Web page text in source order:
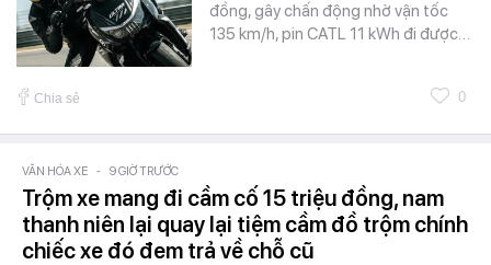
đồng, gây chấn động nhờ vận tốc
135 km/h, pin CATL 11 kWh đi được…
Chia sẻ 0
VĂN HÓA XE - 9 GIỜ TRƯỚC
Trộm xe mang đi cầm cố 15 triệu đồng, nam
thanh niên lại quay lại tiệm cầm đồ trộm chính
chiếc xe đó đem trả về chỗ cũ